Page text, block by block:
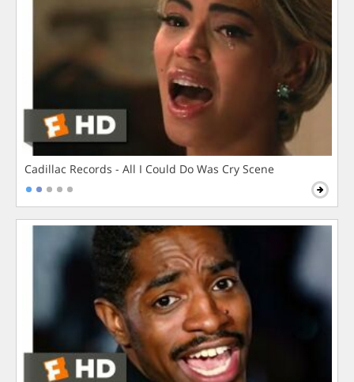
Cadillac Records - All I Could Do Was Cry Scene